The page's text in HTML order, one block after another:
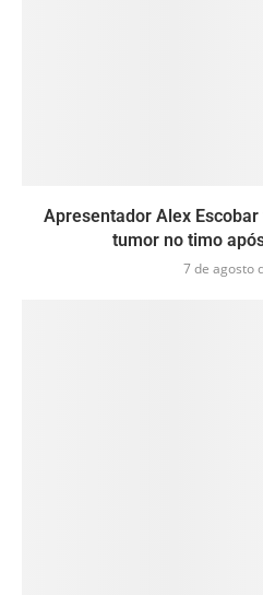
Apresentador Alex
tumor no timo
7 de agosto